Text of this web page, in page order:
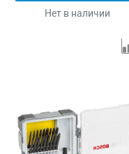
Нет в наличии